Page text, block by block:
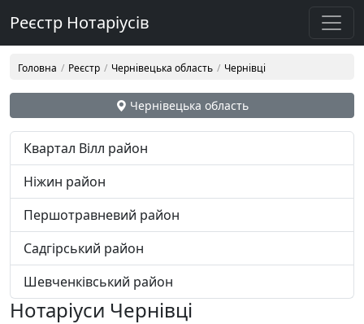
Реєстр Нотаріусів
Головна Реєстр Чернівецька область Чернівці
Чернівецька область
Квартал Вілл район
Ніжин район
Першотравневий район
Садгірський район
Шевченківський район
Нотаріуси Чернівці